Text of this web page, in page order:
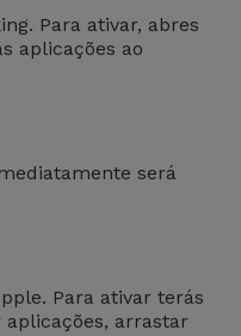
Para ativar, abres
aplicações ao
será
Para ativar terás
aplicações, arrastar